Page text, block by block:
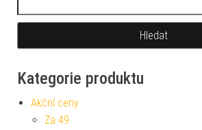
Kategorie produktu
Akční ceny
Za 49